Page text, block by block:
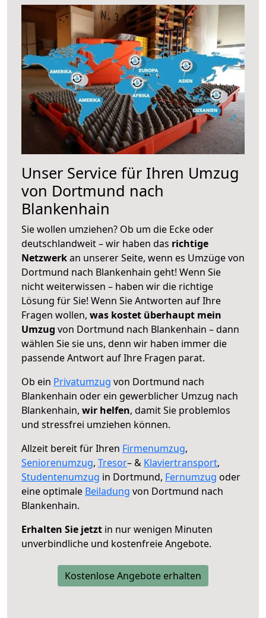
Unser Service für Ihren Umzug
von Dortmund nach
Blankenhain
Sie wollen umziehen? Ob um die Ecke oder
deutschlandweit – wir haben das richtige
Netzwerkan unserer Seite, wenn es Umzüge von
Dortmund nach Blankenhain geht! Wenn Sie
nicht weiterwissen – haben wir die richtige
Lösung für Sie! Wenn Sie Antworten auf Ihre
Fragen wollen, was kostet überhaupt mein
Umzug von Dortmund nach Blankenhain – dann
wählen Sie sie uns, denn wir haben immer die
passende Antwort auf Ihre Fragen parat.
Ob ein Privatumzug von Dortmund nach
Blankenhain oder ein gewerblicher Umzug nach
Blankenhain, wir helfen, damit Sie problemlos
und stressfrei umziehen können.
Allzeit bereit für Ihren Firmenumzug,
Seniorenumzug, Tresor– & Klaviertransport,
Studentenumzug in Dortmund, Fernumzug oder
eine optimale Beiladung von Dortmund nach
Blankenhain.
Erhalten Sie jetzt in nur wenigen Minuten
unverbindliche und kostenfreie Angebote.
Kostenlose Angebote erhalten